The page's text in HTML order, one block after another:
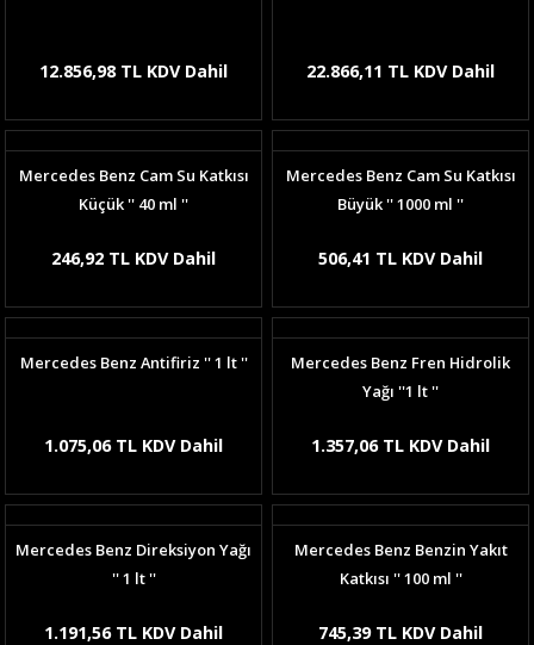
12.856,98 TL KDV Dahil 22.866,11 TL KDV Dahil
Mercedes Benz Cam Su Katkısı
Küçük '' 40 ml ''
246,92 TL KDV Dahil
Mercedes Benz Cam Su Katkısı
Büyük '' 1000 ml ''
506,41 TL KDV Dahil
Mercedes Benz Antifiriz '' 1 lt ''
1.075,06 TL KDV Dahil
Mercedes Benz Fren Hidrolik
Yağı ''1 lt ''
1.357,06 TL KDV Dahil
Mercedes Benz Direksiyon Yağı
'' 1 lt ''
1.191,56 TL KDV Dahil
Mercedes Benz Benzin Yakıt
Katkısı '' 100 ml ''
745,39 TL KDV Dahil